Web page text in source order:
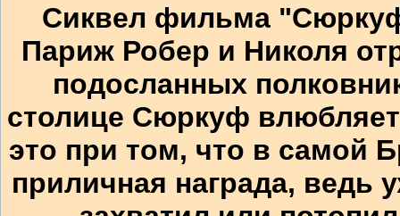
Сиквел фильма
Париж Робер и Николя
подосланных
столице Сюркуф
это при том, что в самой
приличная награда, ведь